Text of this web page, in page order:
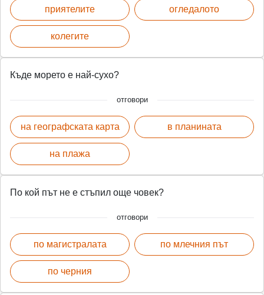
приятелите
колегите
огледалото
Къде морето е най-сухо?
отговори
на географската карта
на плажа
в планината
По кой път не е стъпил още човек?
отговори
по магистралата
по черния
по млечния път